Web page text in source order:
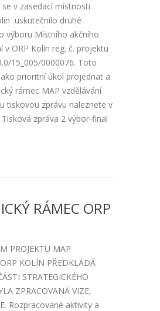
se v zasedací místnosti
uskutečnilo druhé
výboru Místního akčního
v ORP Kolín reg. č. projektu
15_005/0000076. Toto
prioritní úkol projednat a
rámec MAP vzdělávání
tiskovou zprávu naleznete v
zpráva 2 výbor-final
RÁMEC ORP
PROJEKTU MAP
KOLÍN PŘEDKLÁDÁ
STRATEGICKÉHO
ZPRACOVANÁ VIZE,
Rozpracované aktivity a